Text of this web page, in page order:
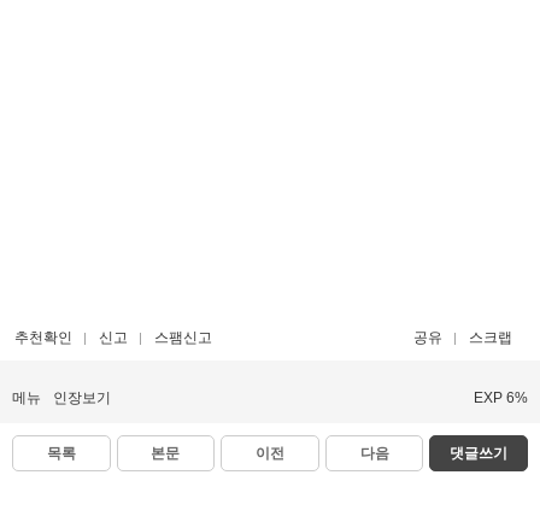
추천확인 신고 스팸신고 공유 스크랩
메뉴 인장보기 EXP 6%
목록 본문 이전 다음 댓글쓰기